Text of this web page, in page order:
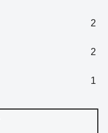
2
2
1